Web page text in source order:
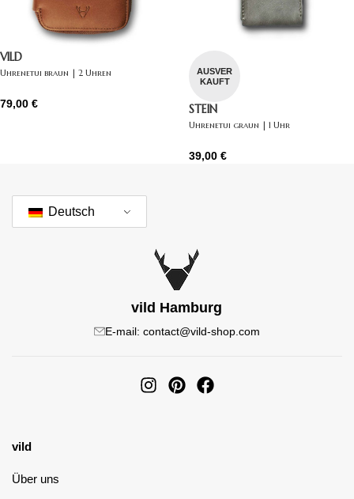
VILD
Uhrenetui braun | 2 Uhren
79,00 €
AUSVER
KAUFT
STEIN
Uhrenetui graun | 1 Uhr
39,00 €
Deutsch
vild Hamburg
E-mail: contact@vild-shop.com
vild
Über uns